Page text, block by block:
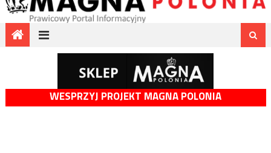
WESPRZYJ PROJEKT MAGNA POLONIA